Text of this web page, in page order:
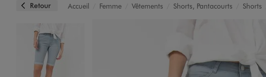
Retour Accueil Femme Vêtements Shorts, Pantacourts Shorts